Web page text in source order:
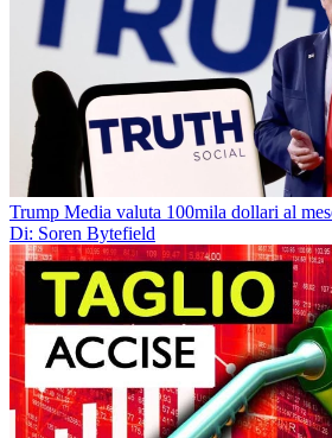
Trump Media valuta 100mila dollari al
Di: Soren Bytefield